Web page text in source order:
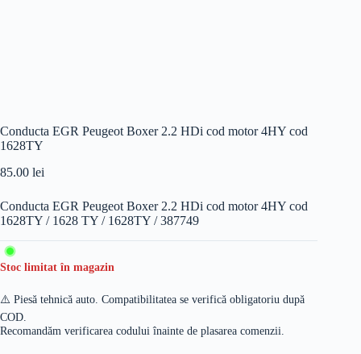
Conducta EGR Peugeot Boxer 2.2 HDi cod motor 4HY cod
1628TY
85.00 lei
Conducta EGR Peugeot Boxer 2.2 HDi cod motor 4HY cod
1628TY / 1628 TY / 1628TY / 387749
Stoc limitat în magazin
⚠️ Piesă tehnică auto. Compatibilitatea se verifică obligatoriu după
COD.
Recomandăm verificarea codului înainte de plasarea comenzii.